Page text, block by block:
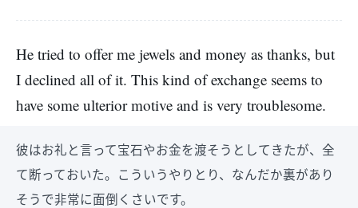
He tried to offer me jewels and money as thanks, but
I declined all of it. This kind of exchange seems to
have some ulterior motive and is very troublesome.
彼はお礼と言って宝石やお金を渡そうとしてきたが、全
て断っておいた。こういうやりとり、なんだか裏があり
そうで非常に面倒くさいです。